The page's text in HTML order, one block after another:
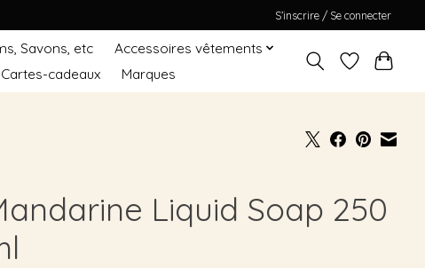
S’inscrire / Se connecter
Savons, etc
Accessoires vêtements
Cartes-cadeaux Marques
Liquid Soap 250